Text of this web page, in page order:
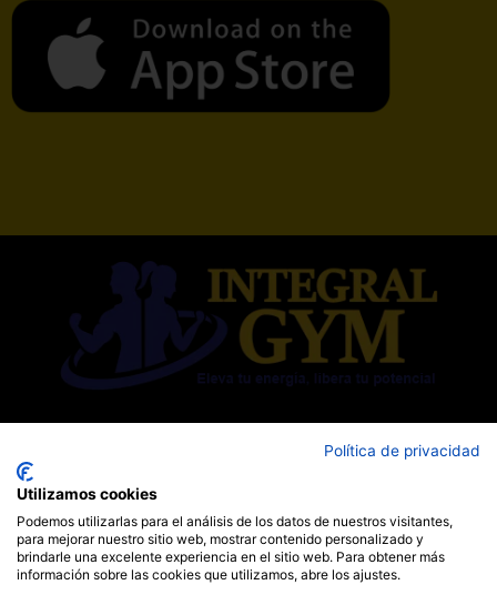
Política de privacidad
Utilizamos cookies
Podemos utilizarlas para el análisis de los datos de nuestros visitantes,
para mejorar nuestro sitio web, mostrar contenido personalizado y
brindarle una excelente experiencia en el sitio web. Para obtener más
información sobre las cookies que utilizamos, abre los ajustes.